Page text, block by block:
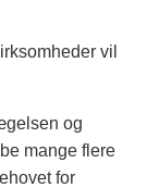
vil
og
mange flere
for